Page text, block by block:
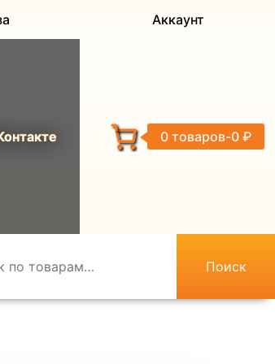
Аккаунт
0 товаров 0 ₽
Поиск